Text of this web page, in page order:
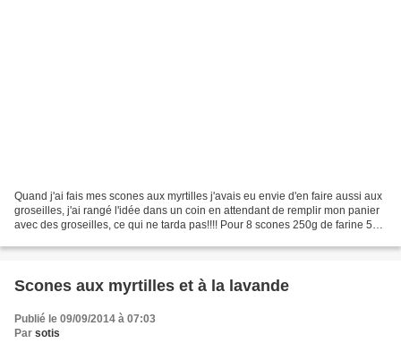
Quand j'ai fais mes scones aux myrtilles j'avais eu envie d'en faire aussi aux
groseilles, j'ai rangé l'idée dans un coin en attendant de remplir mon panier
avec des groseilles, ce qui ne tarda pas!!!! Pour 8 scones 250g de farine 50g
Scones aux myrtilles et à la lavande
Publié le 09/09/2014 à 07:03
Par sotis